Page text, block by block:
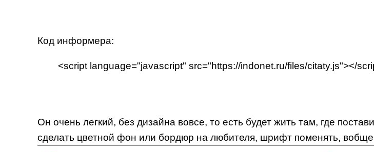
Код информера:
<script language="javascript" src="https://indonet.ru/files/citaty.js"></
Он очень легкий, без дизайна вовсе, то есть будет жить там, где
сделать цветной фон или бордюр на любителя, шрифт поменять,